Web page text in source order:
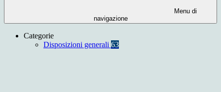
Menu di
navigazione
Categorie
Disposizioni generali 63